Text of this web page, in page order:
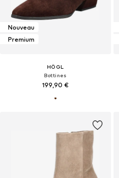
Nouveau
Premium
HÖGL
Bottines
199,90 €